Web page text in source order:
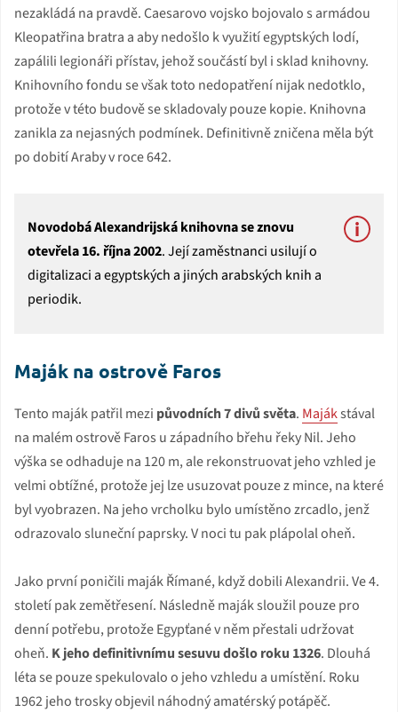
nezakládá na pravdě. Caesarovo vojsko bojovalo s armádou
Kleopatřina bratra a aby nedošlo k využití egyptských lodí,
zapálili legionáři přístav, jehož součástí byl i sklad knihovny.
Knihovního fondu se však toto nedopatření nijak nedotklo,
protože v této budově se skladovaly pouze kopie. Knihovna
zanikla za nejasných podmínek. Definitivně zničena měla být
po dobití Araby v roce 642.
Novodobá Alexandrijská knihovna se znovu
otevřela 16. října 2002. Její zaměstnanci usilují o
digitalizaci a egyptských a jiných arabských knih a
periodik.
Maják na ostrově Faros
Tento maják patřil mezi původních 7 divů světa. Majákstával
na malém ostrově Faros u západního břehu řeky Nil. Jeho
výška se odhaduje na 120 m, ale rekonstruovat jeho vzhled je
velmi obtížné, protože jej lze usuzovat pouze z mince, na které
byl vyobrazen. Na jeho vrcholku bylo umístěno zrcadlo, jenž
odrazovalo sluneční paprsky. V noci tu pak plápolal oheň.
Jako první poničili maják Římané, když dobili Alexandrii. Ve 4.
století pak zemětřesení. Následně maják sloužil pouze pro
denní potřebu, protože Egypťané v něm přestali udržovat
oheň. K jeho definitivnímu sesuvu došlo roku 1326. Dlouhá
léta se pouze spekulovalo o jeho vzhledu a umístění. Roku
1962 jeho trosky objevil náhodný amatérský potápěč.